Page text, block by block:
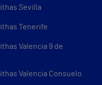
Sevilla
Tenerife
Valencia 9 de
Valencia Consuelo